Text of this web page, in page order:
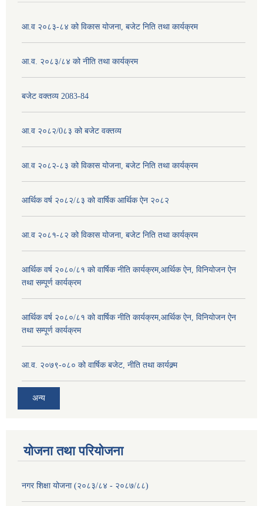
आ.व २०८३-८४ को विकास योजना, बजेट निति तथा कार्यक्रम
आ.व. २०८३/८४ को नीति तथा कार्यक्रम
बजेट वक्तव्य 2083-84
आ.व २०८२/0८३ को बजेट वक्तव्य
आ.व २०८२-८३ को विकास योजना, बजेट निति तथा कार्यक्रम
आर्थिक वर्ष २०८२/८३ को वार्षिक आर्थिक ऐन २०८२
आ.व २०८१-८२ को विकास योजना, बजेट निति तथा कार्यक्रम
आर्थिक वर्ष २०८०/८१ को वार्षिक नीति कार्यक्रम,आर्थिक ऐन, विनियोजन ऐन
तथा सम्पूर्ण कार्यक्रम
आर्थिक वर्ष २०८०/८१ को वार्षिक नीति कार्यक्रम,आर्थिक ऐन, विनियोजन ऐन
तथा सम्पूर्ण कार्यक्रम
आ.व. २०७९-०८० को वार्षिक बजेट, नीति तथा कार्यक्र्म
अन्य
योजना तथा परियोजना
नगर शिक्षा योजना (२०८३/८४ - २०८७/८८)